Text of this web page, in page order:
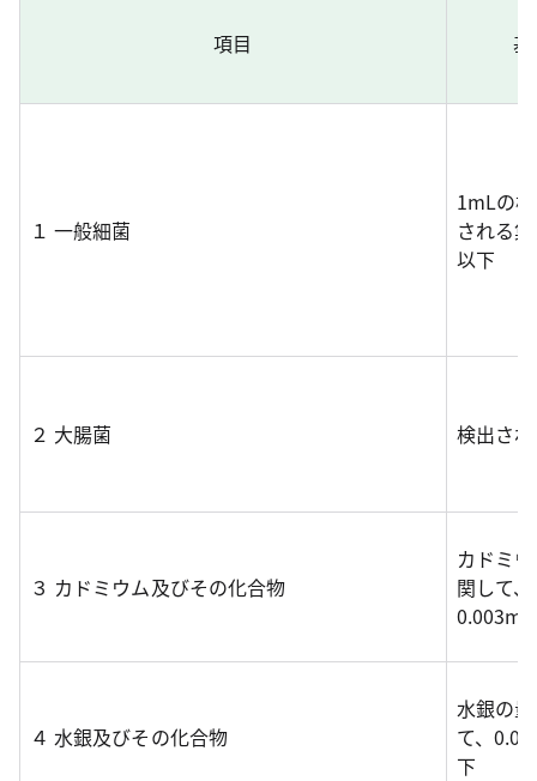
項目
１ 一般細菌
1mLの
される
以下
２ 大腸菌 検出さ
３ カドミウム及びその化合物
カドミ
関して、
４ 水銀及びその化合物
水銀の
て、
下